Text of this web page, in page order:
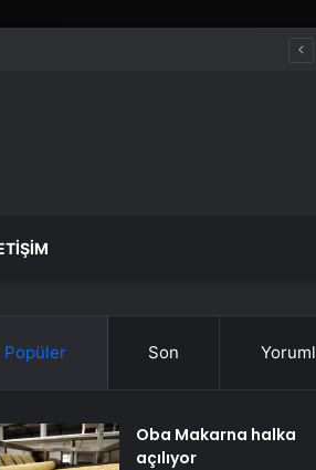
Popüler Son
Oba Makarna halka
açılıyor